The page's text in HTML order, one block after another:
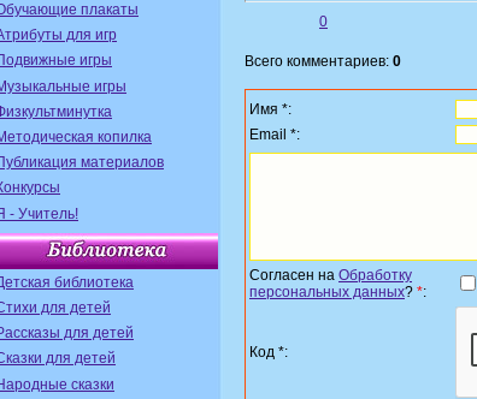
плакаты
для игр
игры
игры
копилка
материалов
- Учитель!
библиотека
для детей
для детей
для детей
сказки
0
Всего комментариев: 0
Имя *:
Email *:
Согласен на Обработку
персональных данных? *:
Код *: